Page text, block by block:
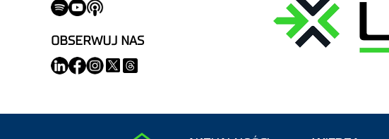
OBSERWUJ NAS